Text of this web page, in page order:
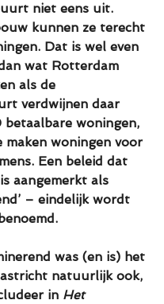
niet eens uit.
kunnen ze terecht
Dat is wel even
wat Rotterdam
als de
verdwijnen daar
woningen,
maken woningen voor
Een beleid dat
aangemerkt als
– eindelijk wordt
was (en is) het
natuurlijk ook,
in Het